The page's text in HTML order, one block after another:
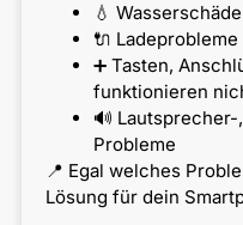
💧
🔌
➕ Tasten,
funktionieren
🔊
Probleme
📍 Egal welches
Lösung für dein